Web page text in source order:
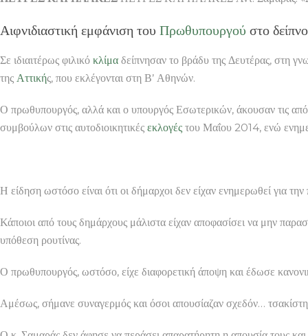
Αιφνιδιαστική εμφάνιση του Πρωθυπουργού στο
Σε ιδιαιτέρως φιλικό κλίμα δείπνησαν το βράδυ της Δευτέρας, στη
της Αττικής, που εκλέγονται στη Β’ Αθηνών.
Ο πρωθυπουργός, αλλά και ο υπουργός Εσωτερικών, άκουσαν τις
συμβούλων στις αυτοδιοικητικές εκλογές του Μαΐου 2014, ενώ
Η είδηση ωστόσο είναι ότι οι δήμαρχοι δεν είχαν ενημερωθεί για
Κάποιοι από τους δημάρχους μάλιστα είχαν αποφασίσει να μην
υπόθεση ρουτίνας.
Ο πρωθυπουργός, ωστόσο, είχε διαφορετική άποψη και έδωσε
Αμέσως, σήμανε συναγερμός και όσοι απουσίαζαν σχεδόν…